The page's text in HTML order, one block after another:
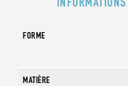
FORME
MATIÈRE